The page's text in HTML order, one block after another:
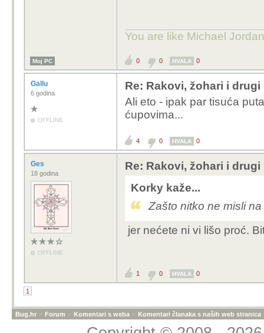
You are like Michael
Moj PC 0 0 HVALA 0
Gallu
6 godina
OFFLINE
Re: Rakovi, žohari i
Ali eto - ipak par tisuća
ćupovima...
4 0 HVALA 0
Ges
18 godina
OFFLINE
Re: Rakovi, žohari i
Korky kaže...
Zašto nitko ne misli
jer nećete ni vi lišo proć.
1 0 HVALA 0
1
Bug.hr » Forum » Komentari s weba » Komentari članaka s naših web stranica